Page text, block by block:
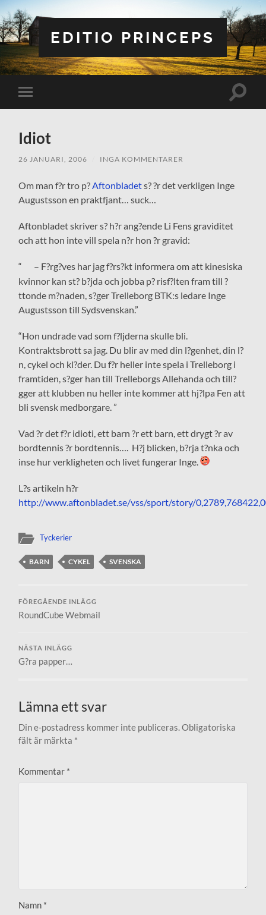
EDITIO PRINCEPS
Slå
på/av
Slå
Idiot
26 JANUARI, 2006 INGA KOMMENTARER
Om man f?r tro p? Aftonbladets? ?r det verkligen Inge
Augustsson en praktfjant… suck…
Aftonbladet skriver s? h?r ang?ende Li Fens graviditet
och att hon inte vill spela n?r hon ?r gravid:
“
– F?rg?ves har jag f?rs?kt informera om att kinesiska
kvinnor kan st? b?jda och jobba p? risf?lten fram till ?
ttonde m?naden, s?ger Trelleborg BTK:s ledare Inge
Augustsson till Sydsvenskan.”
“Hon undrade vad som f?ljderna skulle bli.
Kontraktsbrott sa jag. Du blir av med din l?genhet, din l?
n, cykel och kl?der. Du f?r heller inte spela i Trelleborg i
framtiden, s?ger han till Trelleborgs Allehanda och till?
gger att klubben nu heller inte kommer att hj?lpa Fen att
bli svensk medborgare. ”
Vad ?r det f?r idioti, ett barn ?r ett barn, ett drygt ?r av
bordtennis ?r bordtennis…. H?j blicken, b?rja t?nka och
inse hur verkligheten och livet fungerar Inge.
L?s artikeln h?r
http://www.aftonbladet.se/vss/sport/story/
Tyckerier
BARN CYKEL SVENSKA
FÖREGÅENDE INLÄGG
RoundCube Webmail
NÄSTA INLÄGG
G?ra papper…
Lämna ett svar
Din e-postadress kommer inte publiceras. Obligatoriska
fält är märkta *
Kommentar *
Namn *